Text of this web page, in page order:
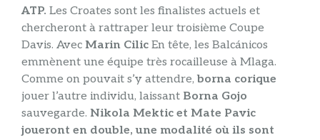
ATP. Les Croates sont les finalistes actuels et
chercheront à rattraper leur troisième Coupe
Davis. Avec Marin Cilic En tête, les Balcánicos
emmènent une équipe très rocailleuse à Mlaga.
Comme on pouvait s’y attendre,borna corique
jouer l’autre individu, laissant Borna Gojo
sauvegarde. Nikola Mektic et Mate Pavic
joueront en double, une modalité où ils sont